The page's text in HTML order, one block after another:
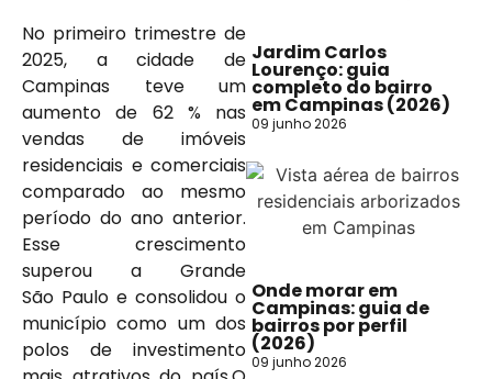
No primeiro trimestre de
2025, a cidade de
Campinas teve um
aumento de 62 % nas
vendas de imóveis
residenciais e comerciais
comparado ao mesmo
período do ano anterior.
Esse crescimento
superou a Grande
São Paulo e consolidou o
município como um dos
polos de investimento
Jardim Carlos
Lourenço: guia
completo do bairro
em Campinas (2026)
09 junho 2026
Onde morar em
Campinas: guia de
bairros por perfil
(2026)
09 junho 2026